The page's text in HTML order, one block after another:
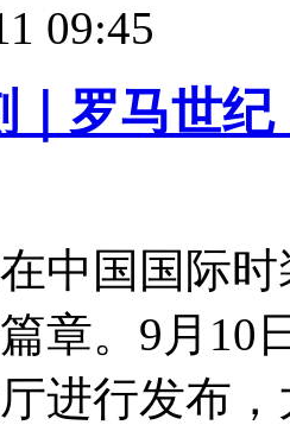
09:45
｜罗马世
中国国际
章。9月10
进行发布，